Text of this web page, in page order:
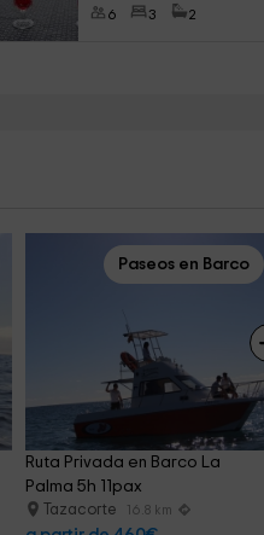
6 3 2
Paseos en Barco
Ruta Privada en Barco La
Palma 5h 11pax
Tazacorte 16.8 km